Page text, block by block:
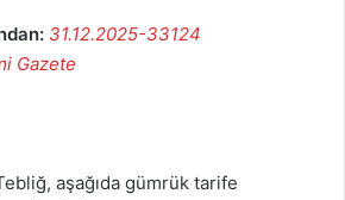
31.12.2025-33124
Gazete
aşağıda gümrük tarife